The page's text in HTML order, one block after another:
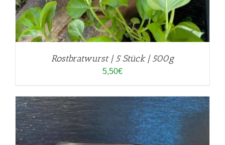
Rostbratwurst | 5 Stück | 500g
5,50€